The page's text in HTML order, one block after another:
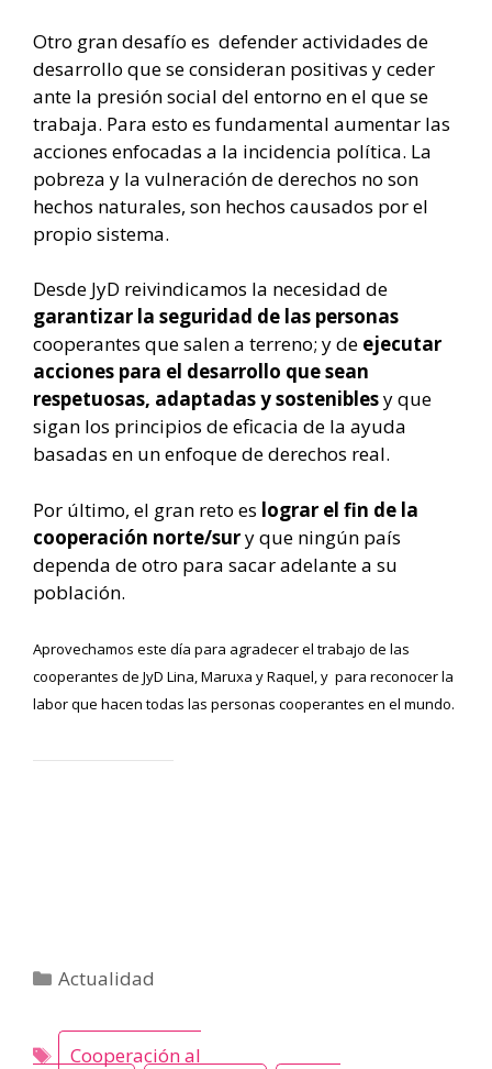
Otro gran desafío es defender actividades de
desarrollo que se consideran positivas y ceder
ante la presión social del entorno en el que se
trabaja. Para esto es fundamental aumentar las
acciones enfocadas a la incidencia política. La
pobreza y la vulneración de derechos no son
hechos naturales, son hechos causados por el
propio sistema.
Desde JyD reivindicamos la necesidad de
garantizar la seguridad de las personas
cooperantes que salen a terreno; y de ejecutar
acciones para el desarrollo que sean
respetuosas, adaptadas y sosteniblesy que
sigan los principios de eficacia de la ayuda
basadas en un enfoque de derechos real.
Por último, el gran reto es lograr el fin de la
cooperación norte/sury que ningún país
dependa de otro para sacar adelante a su
población.
Aprovechamos este día para agradecer el trabajo de las
cooperantes de JyD Lina, Maruxa y Raquel, y para reconocer la
labor que hacen todas las personas cooperantes en el mundo.
Categorías
Actualidad
Cooperación al